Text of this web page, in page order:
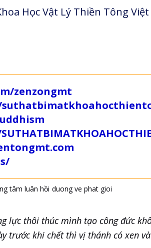
Học Vật Lý Thiền Tông Việt
zenzongmt
tâm luân hồi duong ve phat gioi
lực thôi thúc mình tạo công đức
trước khi chết thì vị thánh có xen